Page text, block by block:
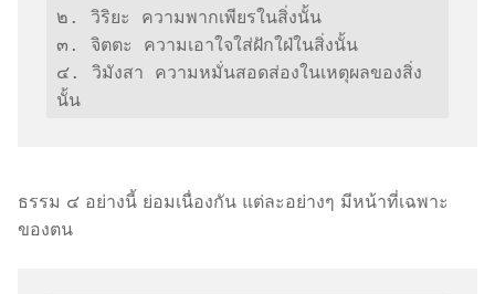
๒. วิริยะ ความพากเพียรในสิ่งนั้น
๓. จิตตะ ความเอาใจใส่ฝักใฝ่ในสิ่งนั้น
๔. วิมังสา ความหมั่นสอดส่องในเหตุผลของสิ่ง
นั้น
ธรรม ๔ อย่างนี้ ย่อมเนื่องกัน แต่ละอย่างๆ มีหน้าที่เฉพาะ
ของตน